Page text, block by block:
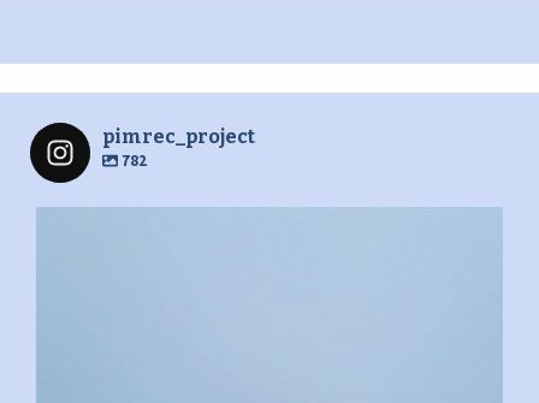
pimrec_project
782